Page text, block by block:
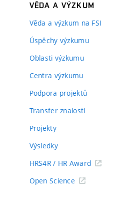
VĚDA A VÝZKUM
Věda a výzkum na FSI
Úspěchy výzkumu
Oblasti výzkumu
Centra výzkumu
Podpora projektů
Transfer znalostí
Projekty
Výsledky
HRS4R / HR Award
Open Science